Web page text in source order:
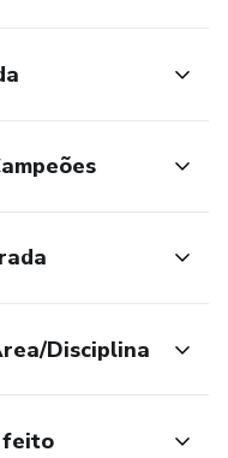
a ter estratégia.
o curso Aprovação do
de verdade
por
se sentir desse jeito
estratégia.
aulas em que eu falo
para passar no
você esteja
Disciplina